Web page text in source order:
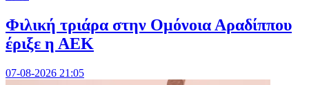
Φιλική τριάρα στην Ομόνοια Αραδίππου
έριξε η ΑΕΚ
07-08-2026 21:05